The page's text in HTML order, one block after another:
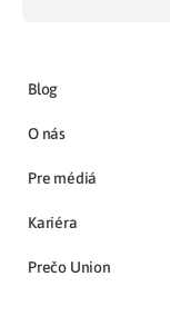
Blog
O nás
Pre médiá
Kariéra
Prečo Union